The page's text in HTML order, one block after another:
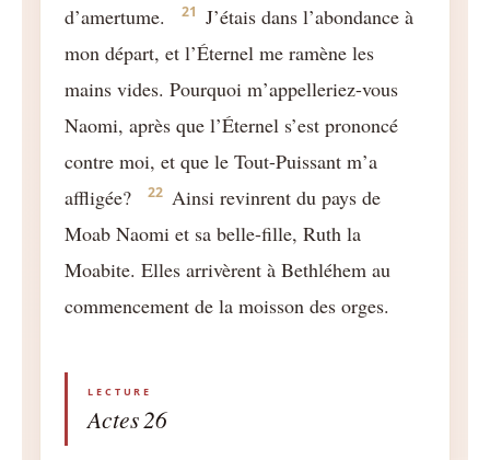
d’amertume.
21 J’étais dans l’abondance à
mon départ, et l’Éternel me ramène les
mains vides. Pourquoi m’appelleriez-vous
Naomi, après que l’Éternel s’est prononcé
contre moi, et que le Tout-Puissant m’a
affligée?
22 Ainsi revinrent du pays de
Moab Naomi et sa belle-fille, Ruth la
Moabite. Elles arrivèrent à Bethléhem au
commencement de la moisson des orges.
Actes 26